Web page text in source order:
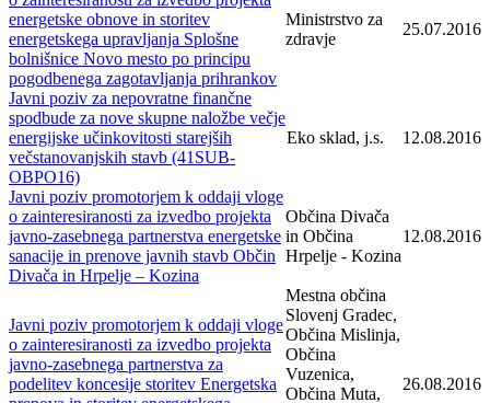
energetske obnove in storitev
energetskega upravljanja Splošne
bolnišnice Novo mesto po principu
pogodbenega zagotavljanja prihrankov
Ministrstvo za
zdravje
25.07.2016
Javni poziv za nepovratne finančne
spodbude za nove skupne naložbe večje
energijske učinkovitosti starejših
večstanovanjskih stavb (41SUB-
OBPO16)
Eko sklad, j.s. 12.08.2016
Javni poziv promotorjem k oddaji vloge
o zainteresiranosti za izvedbo projekta
javno-zasebnega partnerstva energetske
sanacije in prenove javnih stavb Občin
Divača in Hrpelje – Kozina
Občina Divača
in Občina
Hrpelje - Kozina
12.08.2016
Javni poziv promotorjem k oddaji vloge
o zainteresiranosti za izvedbo projekta
javno-zasebnega partnerstva za
podelitev koncesije storitev Energetska
Mestna občina
Slovenj Gradec,
Občina Mislinja,
Občina
Vuzenica,
Občina Muta,
26.08.2016